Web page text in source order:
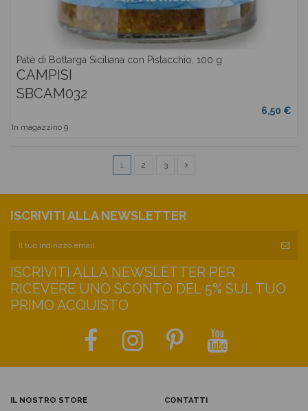
Patè di Bottarga Siciliana con Pistacchio, 100 g
CAMPISI
SBCAM032
6,50 €
In magazzino 9
1 2 3
ISCRIVITI ALLA NEWSLETTER
ISCRIVITI ALLA NEWSLETTER PER
RICEVERE UNO SCONTO DEL 5% SUL TUO
PRIMO ACQUISTO
IL NOSTRO STORE
CONTATTI